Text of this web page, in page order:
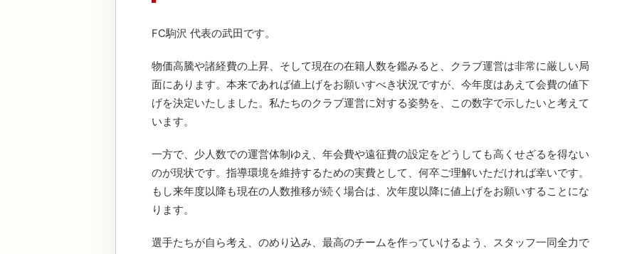
FC駒沢 代表の武田です。
物価高騰や諸経費の上昇、そして現在の在籍人数を鑑みると、クラブ運営は非常に厳しい局
面にあります。本来であれば値上げをお願いすべき状況ですが、今年度はあえて会費の値下
げを決定いたしました。私たちのクラブ運営に対する姿勢を、この数字で示したいと考えて
います。
一方で、少人数での運営体制ゆえ、年会費や遠征費の設定をどうしても高くせざるを得ない
のが現状です。指導環境を維持するための実費として、何卒ご理解いただければ幸いです。
もし来年度以降も現在の人数推移が続く場合は、次年度以降に値上げをお願いすることにな
ります。
選手たちが自ら考え、のめり込み、最高のチームを作っていけるよう、スタッフ一同全力で